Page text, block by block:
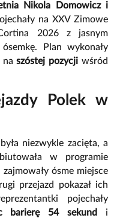
Nikola Domowicz i
na XXV Zimowe
2026 z jasnym
Plan wykonały
naszóstej pozycji wśród
Polek w
niezwykle zacięta, a
w programie
ósme miejsce
przejazd pokazał ich
pojechały
barierę 54 sekund
i